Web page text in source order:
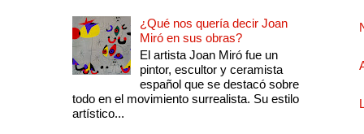
¿Qué nos quería decir Joan
Miró en sus obras?
El artista Joan Miró fue un
pintor, escultor y ceramista
español que se destacó sobre
todo en el movimiento surrealista. Su estilo
artístico...